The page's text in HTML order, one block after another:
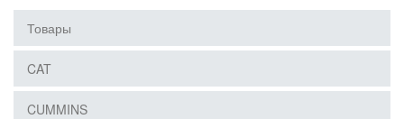
Товары
CAT
CUMMINS